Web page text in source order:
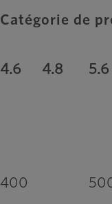
Catégorie de
4.6 4.8 5.6
400